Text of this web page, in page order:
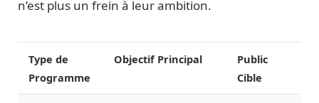
n’est plus un frein à leur ambition.
Type de
Programme
Objectif Principal
Public
Cible